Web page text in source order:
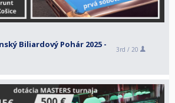
Biliardový Pohár 2025 -
3rd / 20